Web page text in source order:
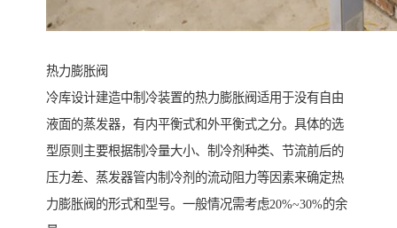
热力膨胀阀
冷库设计建造中制冷装置的热力膨胀阀适用于没有自由
液面的蒸发器，有内平衡式和外平衡式之分。具体的选
型原则主要根据制冷量大小、制冷剂种类、节流前后的
压力差、蒸发器管内制冷剂的流动阻力等因素来确定热
力膨胀阀的形式和型号。一般情况需考虑20%~30%的余